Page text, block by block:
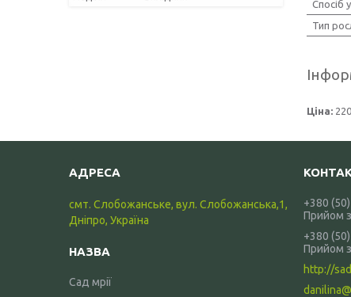
Спосіб
Тип
Ціна:
смт. Слобожанське, вул. Слобожанська,1,
Дніпро, Україна
Сад мрії
+380
Прийом
+380
Прийом
http://